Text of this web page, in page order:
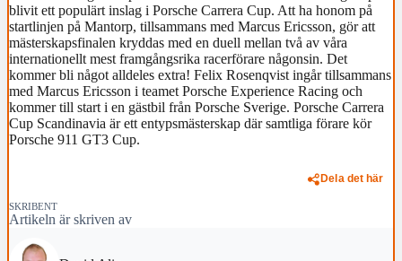
blivit ett populärt inslag i Porsche Carrera Cup. Att ha honom på
startlinjen på Mantorp, tillsammans med Marcus Ericsson, gör att
mästerskapsfinalen kryddas med en duell mellan två av våra
internationellt mest framgångsrika racerförare någonsin. Det
kommer bli något alldeles extra! Felix Rosenqvist ingår tillsammans
med Marcus Ericsson i teamet Porsche Experience Racing och
kommer till start i en gästbil från Porsche Sverige. Porsche Carrera
Cup Scandinavia är ett entypsmästerskap där samtliga förare kör
Porsche 911 GT3 Cup.
Dela det här
SKRIBENT
Artikeln är skriven av